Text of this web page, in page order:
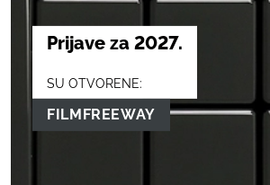
Prijave za 2027.
SU OTVORENE:
FILMFREEWAY